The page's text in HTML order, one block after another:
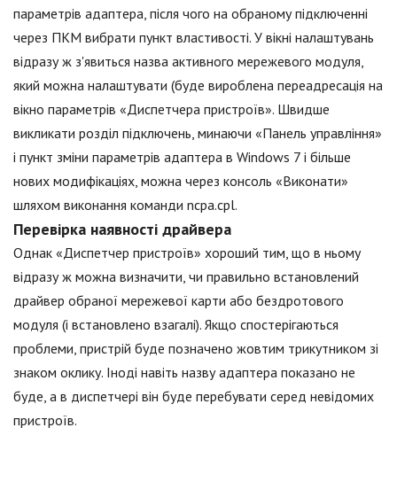
параметрів адаптера, після чого на обраному підключенні
через ПКМ вибрати пункт властивості. У вікні налаштувань
відразу ж з'явиться назва активного мережевого модуля,
який можна налаштувати (буде вироблена переадресація на
вікно параметрів «Диспетчера пристроїв». Швидше
викликати розділ підключень, минаючи «Панель управління»
і пункт зміни параметрів адаптера в Windows 7 і більше
нових модифікаціях, можна через консоль «Виконати»
шляхом виконання команди ncpa.cpl.
Перевірка наявності драйвера
Однак «Диспетчер пристроїв» хороший тим, що в ньому
відразу ж можна визначити, чи правильно встановлений
драйвер обраної мережевої карти або бездротового
модуля (і встановлено взагалі). Якщо спостерігаються
проблеми, пристрій буде позначено жовтим трикутником зі
знаком оклику. Іноді навіть назву адаптера показано не
буде, а в диспетчері він буде перебувати серед невідомих
пристроїв.